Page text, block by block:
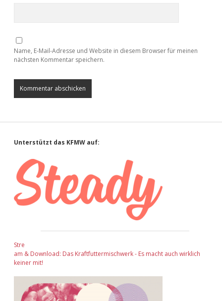
Name, E-Mail-Adresse und Website in diesem Browser für meinen
nächsten Kommentar speichern.
Sidebar
Unterstützt das KFMW auf:
Stre
am & Download: Das Kraftfuttermischwerk - Es macht auch wirklich
keiner mit!